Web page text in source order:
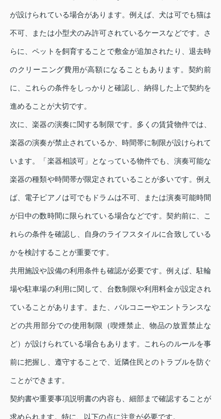
が設けられている場合があります。例えば、犬は可でも猫は
不可、または小型犬のみ許可されているケースなどです。さ
らに、ペットを飼育することで敷金が追加されたり、退去時
のクリーニング費用が高額になることもあります。契約前
に、これらの条件をしっかりと確認し、納得した上で契約を
進めることが大切です。
次に、楽器の演奏に関する制限です。多くの賃貸物件では、
楽器の演奏が禁止されているか、時間帯に制限が設けられて
います。「楽器相談可」となっている物件でも、演奏可能な
楽器の種類や時間帯が限定されていることが多いです。例え
ば、電子ピアノは可でもドラムは不可、または演奏可能時間
が日中の数時間に限られている場合などです。契約前に、こ
れらの条件を確認し、自身のライフスタイルに合致している
かを検討することが重要です。
共用施設や設備の利用条件も確認が必要です。例えば、駐輪
場や駐車場の利用に関して、台数制限や利用料金が設定され
ていることがあります。また、バルコニーやエントランスな
どの共用部分での使用制限（喫煙禁止、物品の放置禁止な
ど）が設けられている場合もあります。これらのルールを事
前に把握し、遵守することで、近隣住民とのトラブルを防ぐ
ことができます。
契約書や重要事項説明書の内容も、細部まで確認することが
求められます。特に、以下の点に注意が必要です。